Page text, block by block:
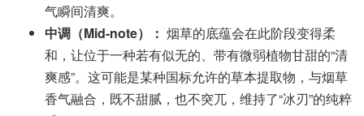
气瞬间清爽。
中调（Mid-note）： 烟草的底蕴会在此阶段变得柔
和，让位于一种若有似无的、带有微弱植物甘甜的“清
爽感”。这可能是某种国标允许的草本提取物，与烟草
香气融合，既不甜腻，也不突兀，维持了“冰刃”的纯粹